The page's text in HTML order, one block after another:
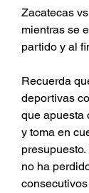
Zacatecas
mientras se
partido y al
Recuerda
deportivas
que apuesta
y toma en
no ha